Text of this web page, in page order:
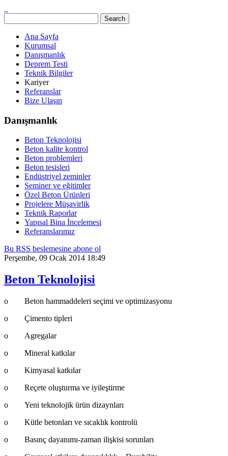
Ana Sayfa
Kurumsal
Danışmanlık
Deprem Testi
Teknik Bilgiler
Kariyer
Referanslar
Bize Ulaşın
Danışmanlık
Beton Teknolojisi
Beton kalite kontrol
Beton problemleri
Beton tesisleri
Endüstriyel zeminler
Seminer ve eğitimler
Özel Beton Ürünleri
Projelere Müşavirlik
Teknik Raporlar
Yapısal Bina İncelemesi
Referanslarımız
Bu RSS beslemesine abone ol
Perşembe, 09 Ocak 2014 18:49
Beton Teknolojisi
o Beton hammaddeleri seçimi ve optimizasyonu
o Çimento tipleri
o Agregalar
o Mineral katkılar
o Kimyasal katkılar
o Reçete oluşturma ve iyileştirme
o Yeni teknolojik ürün dizaynları
o Kütle betonları ve sıcaklık kontrolü
o Basınç dayanımı-zaman ilişkisi sorunları